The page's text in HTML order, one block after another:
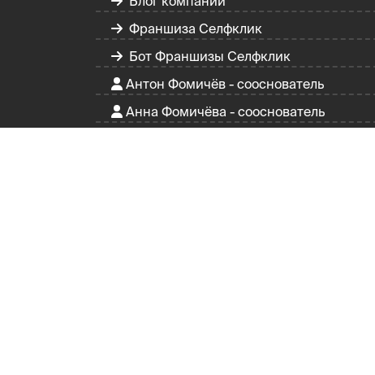
Франшиза Селфклик
Бот Франшизы Селфклик
Антон Фомичёв - сооснователь
Анна Фомичёва - сооснователь